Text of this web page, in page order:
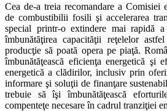
Cea de-a treia recomandare a Comisiei
de combustibilii fosili şi accelerarea
special printr-o extindere mai rapidă
îmbunătăţirea capacităţii reţelelor
producţie să poată opera pe piaţă.
îmbunătăţească eficienţa energetică şi
energetică a clădirilor, inclusiv prin
informare şi soluţii de finanţare
trebuie să îşi îmbunătăţească
compenteţe necesare în cadrul tranziţiei